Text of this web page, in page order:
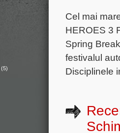
(5)
Cel mai
HEROES 3
Spring
festivalul
Disciplinele